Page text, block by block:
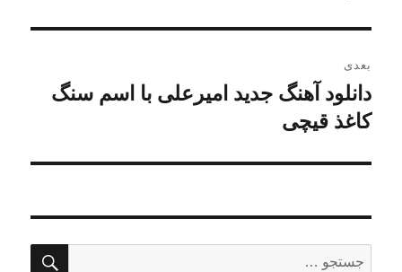
بعدی
نوشته
بعدی:
دانلود آهنگ جدید امیرعلی با اسم سنگ
کاغذ قیچی